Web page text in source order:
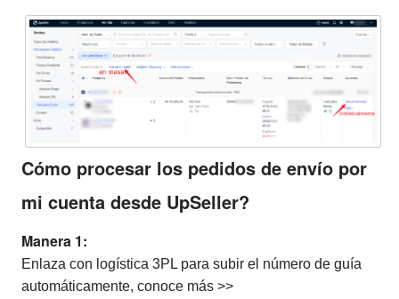
Cómo procesar los pedidos de envío por
mi cuenta desde UpSeller?
Manera 1:
Enlaza con logística 3PL para subir el número de guía
automáticamente, conoce más >>